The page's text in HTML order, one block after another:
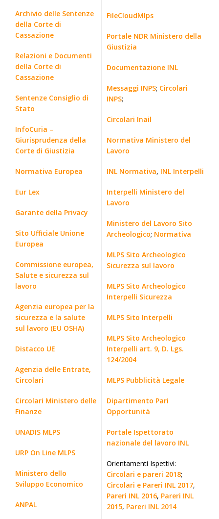
Archivio delle Sentenze
della Corte di
Cassazione
Relazioni e Documenti
della Corte di
Cassazione
Sentenze Consiglio di
Stato
InfoCuria –
Giurisprudenza della
Corte di Giustizia
Normativa Europea
Eur Lex
Garante della Privacy
Sito Ufficiale Unione
Europea
Commissione europea,
Salute e sicurezza sul
lavoro
Agenzia europea per la
sicurezza e la salute
sul lavoro (EU OSHA)
Distacco UE
Agenzia delle Entrate,
Circolari
Circolari Ministero delle
Finanze
UNADIS MLPS
URP On Line MLPS
Ministero dello
Sviluppo Economico
ANPAL
FileCloudMlps
Portale NDR Ministero della
Giustizia
Documentazione INL
Messaggi INPS; Circolari
INPS;
Circolari Inail
Normativa Ministero del
Lavoro
INL Normativa, INL Interpelli
Interpelli Ministero del
Lavoro
Ministero del Lavoro Sito
Archeologico; Normativa
MLPS Sito Archeologico
Sicurezza sul lavoro
MLPS Sito Archeologico
Interpelli Sicurezza
MLPS Sito Interpelli
MLPS Sito Archeologico
Interpelli art. 9, D. Lgs.
124/2004
MLPS Pubblicità Legale
Dipartimento Pari
Opportunità
Portale Ispettorato
nazionale del lavoro INL
Orientamenti Ispettivi:
Circolari e pareri 2018;
Circolari e Pareri INL 2017,
Pareri INL 2016, Pareri INL
2015, Pareri INL 2014